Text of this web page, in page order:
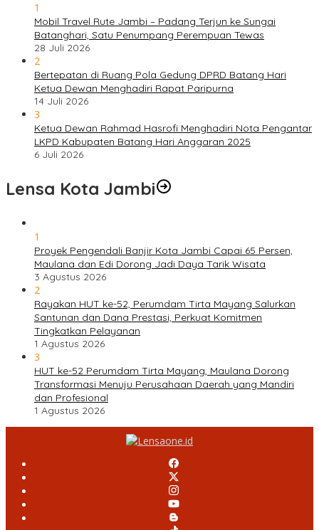
1
Mobil Travel Rute Jambi – Padang Terjun ke Sungai
Batanghari, Satu Penumpang Perempuan Tewas
28 Juli 2026
2
Bertepatan di Ruang Pola Gedung DPRD Batang Hari
Ketua Dewan Menghadiri Rapat Paripurna
14 Juli 2026
3
Ketua Dewan Rahmad Hasrofi Menghadiri Nota Pengantar
LKPD Kabupaten Batang Hari Anggaran 2025
6 Juli 2026
Lensa Kota Jambi
1
Proyek Pengendali Banjir Kota Jambi Capai 65 Persen,
Maulana dan Edi Dorong Jadi Daya Tarik Wisata
3 Agustus 2026
2
Rayakan HUT ke-52, Perumdam Tirta Mayang Salurkan
Santunan dan Dana Prestasi, Perkuat Komitmen
Tingkatkan Pelayanan
1 Agustus 2026
3
HUT ke-52 Perumdam Tirta Mayang, Maulana Dorong
Transformasi Menuju Perusahaan Daerah yang Mandiri
dan Profesional
1 Agustus 2026